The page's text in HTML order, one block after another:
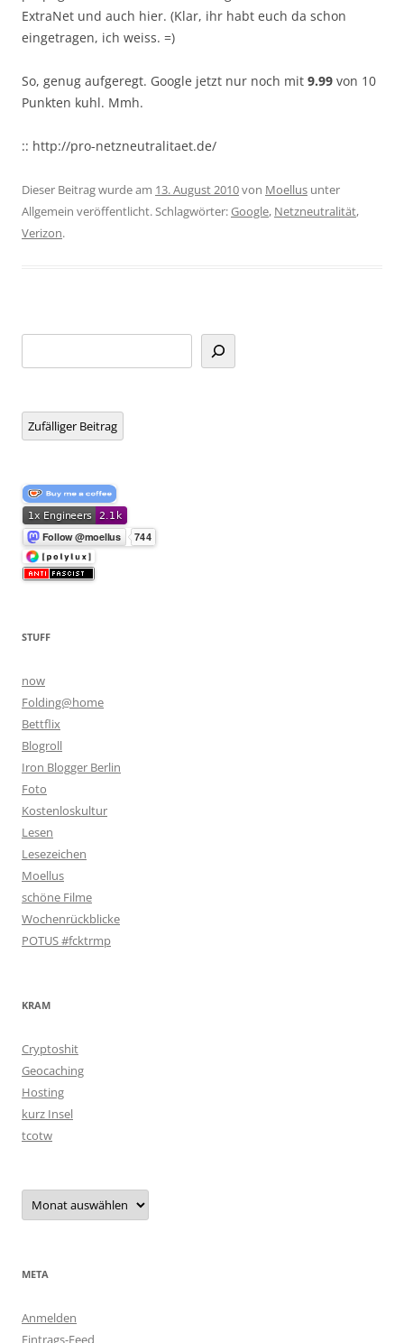
ExtraNet und auch hier. (Klar, ihr habt euch da schon
eingetragen, ich weiss. =)
So, genug aufgeregt. Google jetzt nur noch mit 9.99 von 10
Punkten kuhl. Mmh.
:: http://pro-netzneutralitaet.de/
Dieser Beitrag wurde am 13. August 2010von Moellus unter
Allgemein veröffentlicht. Schlagwörter:Google, Netzneutralität,
Verizon.
Zufälliger Beitrag
STUFF
now
Folding@home
Bettflix
Blogroll
Iron Blogger Berlin
Foto
Kostenloskultur
Lesen
Lesezeichen
Moellus
schöne Filme
Wochenrückblicke
POTUS #fcktrmp
KRAM
Cryptoshit
Geocaching
Hosting
kurz Insel
tcotw
Archiv
META
Anmelden